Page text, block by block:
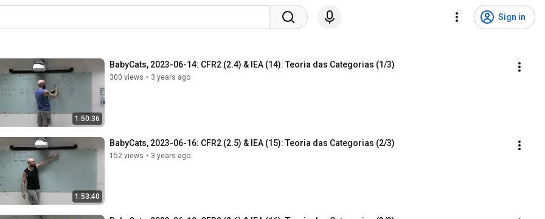
Sign in
1:50:36
BabyCats, 2023-06-14: CFR2 (2.4) & IEA (14): Teoria das Categorias (1/3)
300 views • 3 years ago
1:53:40
BabyCats, 2023-06-16: CFR2 (2.5) & IEA (15): Teoria das Categorias (2/3)
152 views • 3 years ago